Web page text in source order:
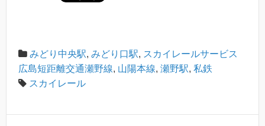
みどり中央駅, みどり口駅, スカイレールサービス
広島短距離交通瀬野線, 山陽本線, 瀬野駅, 私鉄
スカイレール